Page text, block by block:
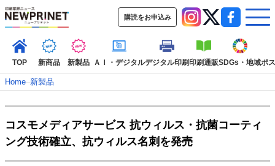
購読をお申込み
TOP 新商品 新製品 ＡＩ・デジタルデジタル印刷印刷通販SDGs・地域ポ
TOP
新着記事 特集記事
動画コンテンツ
インタビュー
コレクション
Home–新製品
コスモメディアサービス 抗ウィルス・抗菌コーティ
ング技術確立、抗ウィルス名刺を発売